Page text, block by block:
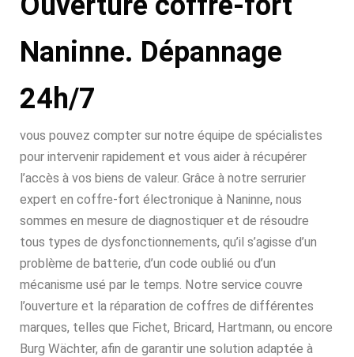
Naninne. Dépannage
24h/7
vous pouvez compter sur notre équipe de spécialistes
pour intervenir rapidement et vous aider à récupérer
l’accès à vos biens de valeur. Grâce à notre serrurier
expert en coffre-fort électronique à Naninne, nous
sommes en mesure de diagnostiquer et de résoudre
tous types de dysfonctionnements, qu’il s’agisse d’un
problème de batterie, d’un code oublié ou d’un
mécanisme usé par le temps. Notre service couvre
l’ouverture et la réparation de coffres de différentes
marques, telles que Fichet, Bricard, Hartmann, ou encore
Burg Wächter, afin de garantir une solution adaptée à